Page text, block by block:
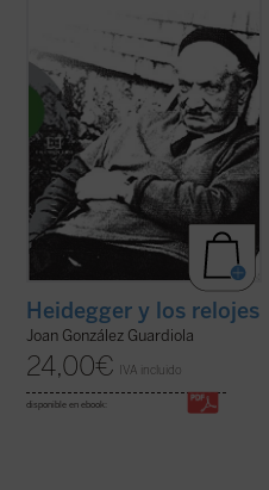
(ver ficha)
Heidegger y los relojes
Joan González Guardiola
24,00€ IVA incluido
disponible en ebook: